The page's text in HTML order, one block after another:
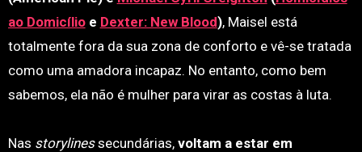
ao Domicílioe Dexter: New Blood), Maisel está
totalmente fora da sua zona de conforto e vê-se tratada
como uma amadora incapaz. No entanto, como bem
sabemos, ela não é mulher para virar as costas à luta.
Nas storylinessecundárias,voltam a estar em